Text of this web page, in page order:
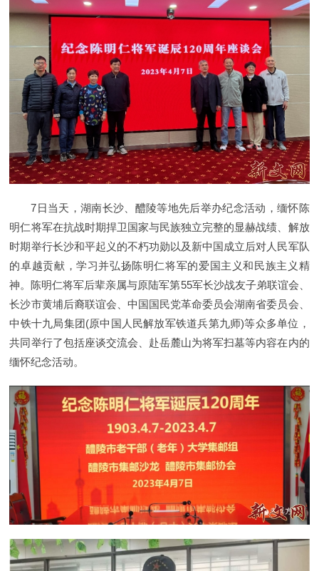
7日当天，湖南长沙、醴陵等地先后举办纪念活动，缅怀陈
明仁将军在抗战时期捍卫国家与民族独立完整的显赫战绩、解放
时期举行长沙和平起义的不朽功勋以及新中国成立后对人民军队
的卓越贡献，学习并弘扬陈明仁将军的爱国主义和民族主义精
神。陈明仁将军后辈亲属与原陆军第55军长沙战友子弟联谊会、
长沙市黄埔后裔联谊会、中国国民党革命委员会湖南省委员会、
中铁十九局集团(原中国人民解放军铁道兵第九师)等众多单位，
共同举行了包括座谈交流会、赴岳麓山为将军扫墓等内容在内的
缅怀纪念活动。